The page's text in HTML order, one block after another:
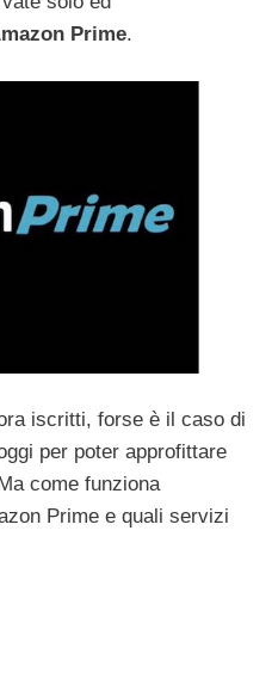
Prime.
iscritti, forse è il caso di
per poter approfittare
come funziona
Prime e quali servizi